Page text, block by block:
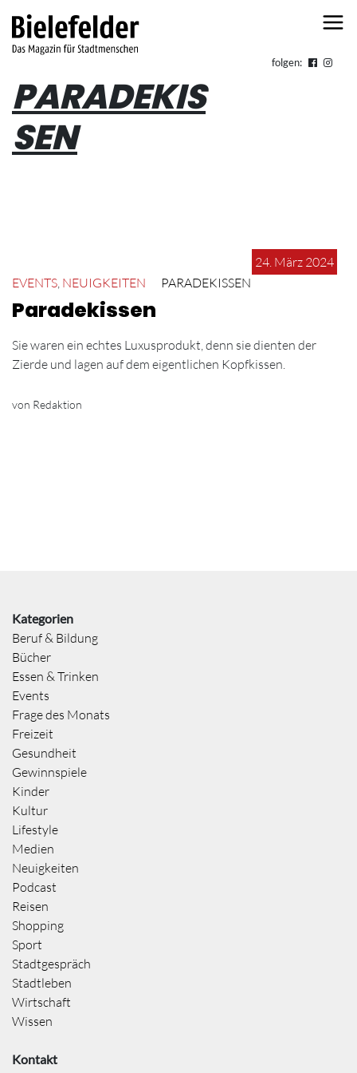
folgen:
PARADEKIS
SEN
24. März 2024
EVENTS, NEUIGKEITEN PARADEKISSEN
Paradekissen
Sie waren ein echtes Luxusprodukt, denn sie dienten der
Zierde und lagen auf dem eigentlichen Kopfkissen.
von Redaktion
Kategorien
Beruf & Bildung
Bücher
Essen & Trinken
Events
Frage des Monats
Freizeit
Gesundheit
Gewinnspiele
Kinder
Kultur
Lifestyle
Medien
Neuigkeiten
Podcast
Reisen
Shopping
Sport
Stadtgespräch
Stadtleben
Wirtschaft
Wissen
Kontakt